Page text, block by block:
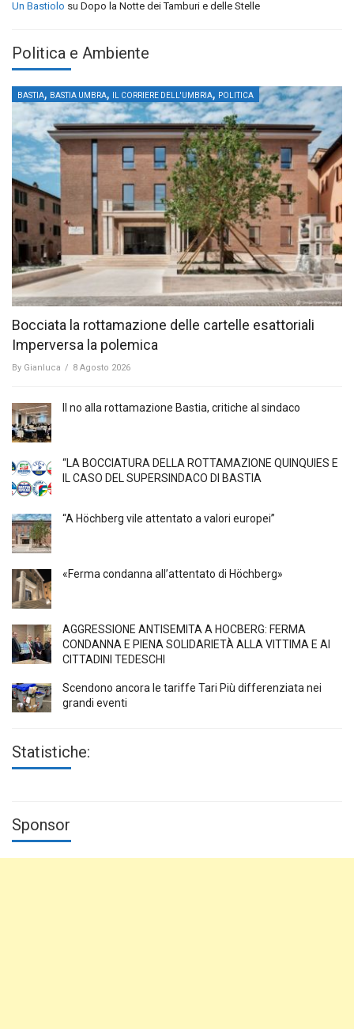
Un Bastiolo su Dopo la Notte dei Tamburi e delle Stelle
Politica e Ambiente
BASTIA, BASTIA UMBRA, IL CORRIERE DELL'UMBRIA, POLITICA
Bocciata la rottamazione delle cartelle esattoriali
Imperversa la polemica
By Gianluca / 8 Agosto 2026
Il no alla rottamazione Bastia, critiche al sindaco
“LA BOCCIATURA DELLA ROTTAMAZIONE QUINQUIES E
IL CASO DEL SUPERSINDACO DI BASTIA
“A Höchberg vile attentato a valori europei”
«Ferma condanna all’attentato di Höchberg»
AGGRESSIONE ANTISEMITA A HÖCBERG: FERMA
CONDANNA E PIENA SOLIDARIETÀ ALLA VITTIMA E AI
CITTADINI TEDESCHI
Scendono ancora le tariffe Tari Più differenziata nei
grandi eventi
Statistiche:
Sponsor